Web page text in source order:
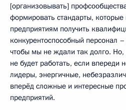
[организовывать]
формировать стандарты,
предприятиям получить
конкурентоспособный персонал
чтобы мы не ждали так долго. Но,
не будет работать, если впереди
лидеры, энергичные,
вперёд сложные и интересные
предприятий.